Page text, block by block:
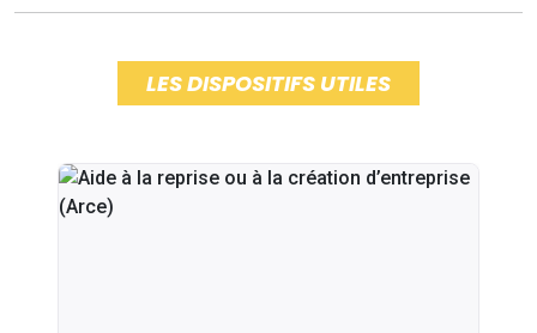
LES DISPOSITIFS UTILES